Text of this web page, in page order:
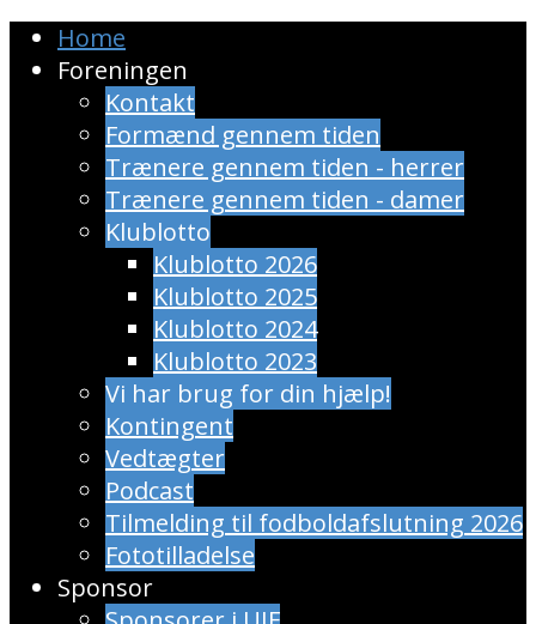
Home
Foreningen
Kontakt
Formænd gennem tiden
Trænere gennem tiden - herrer
Trænere gennem tiden - damer
Klublotto
Klublotto 2026
Klublotto 2025
Klublotto 2024
Klublotto 2023
Vi har brug for din hjælp!
Kontingent
Vedtægter
Podcast
Tilmelding til fodboldafslutning 2026
Fototilladelse
Sponsor